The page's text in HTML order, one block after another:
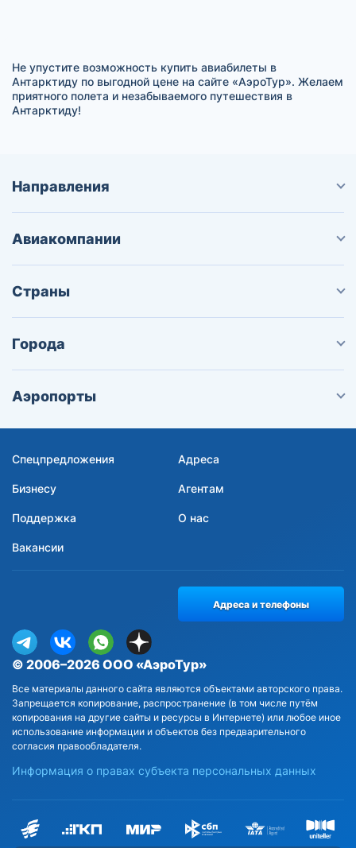
Не упустите возможность купить авиабилеты в
Антарктиду по выгодной цене на сайте «АэроТур». Желаем
приятного полета и незабываемого путешествия в
Антарктиду!
Направления
Авиакомпании
Страны
Города
Аэропорты
Спецпредложения Адреса
Бизнесу Агентам
Поддержка О нас
Вакансии
© 2006–2026 ООО «АэроТур»
Все материалы данного сайта являются объектами авторского права.
Запрещается копирование, распространение (в том числе путём
копирования на другие сайты и ресурсы в Интернете) или любое иное
использование информации и объектов без предварительного
согласия правообладателя.
Информация о правах субъекта персональных данных
Адреса и телефоны